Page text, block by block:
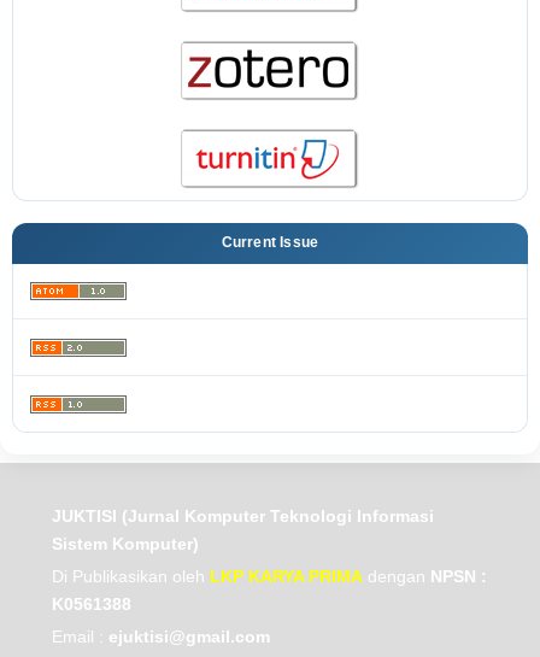
Current Issue
JUKTISI (Jurnal Komputer Teknologi Informasi
Sistem Komputer)
Di Publikasikan oleh LKP KARYA PRIMA dengan NPSN :
K0561388
Email : ejuktisi@gmail.com